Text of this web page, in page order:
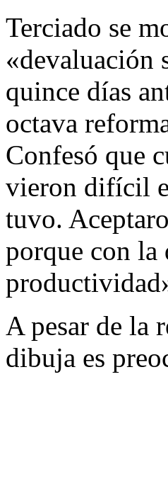
Terciado se
«devaluación
quince días
octava
Confesó que
vieron difícil
tuvo.
porque con la
A pesar de la
dibuja es